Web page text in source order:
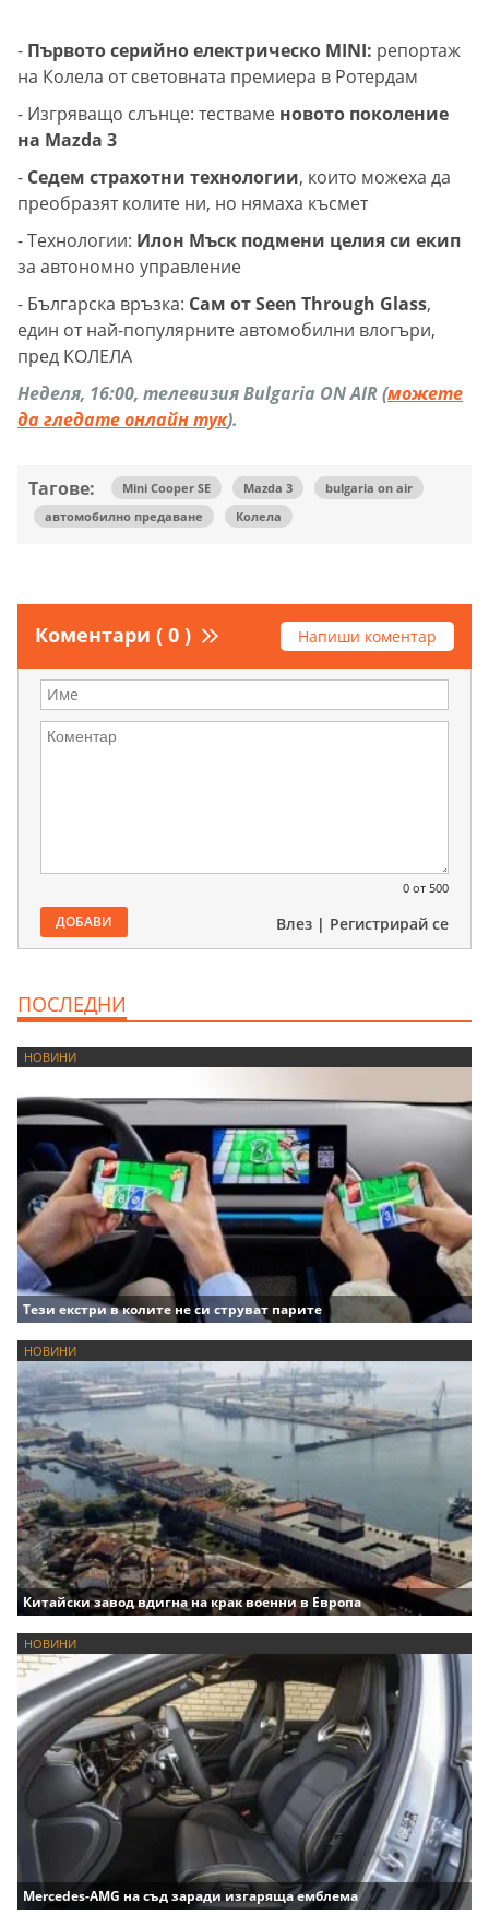
- Първото серийно електрическо МINI: репортаж
на Колела от световната премиера в Ротердам
- Изгряващо слънце: тестваме новото поколение
на Мazda 3
- Седем страхотни технологии, които можеха да
преобразят колите ни, но нямаха късмет
- Технологии: Илон Мъск подмени целия си екип
за автономно управление
- Българска връзка: Сам от Seen Through Glass,
един от най-популярните автомобилни влогъри,
пред КОЛЕЛА
Неделя, 16:00, телевизия Bulgaria ON AIR (можете
да гледате онлайн тук).
Тагове: Mini Cooper SE Mazda 3
bulgaria on air
автомобилно предаване
Колела
Коментари ( 0 ) Напиши коментар
0 от 500
ДОБАВИ Влез | Регистрирай се
ПОСЛЕДНИ
НОВИНИ
Тези екстри в колите не си струват парите
НОВИНИ
Китайски завод вдигна на крак военни в Европа
НОВИНИ
Mercedes-AMG на съд заради изгаряща емблема